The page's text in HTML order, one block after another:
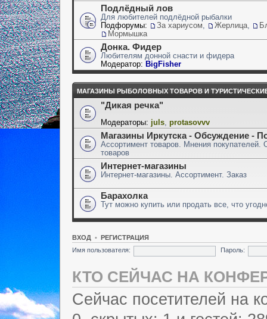
Подлёдный лов
Для любителей подлёдной рыбалки
Подфорумы:
За хариусом Жерлица
Мормышка
Донка. Фидер
Любителям донной снасти и фидера
Модератор: BigFisher
МАГАЗИНЫ РЫБОЛОВНЫХ ТОВАРОВ И
"Дикая речка"
Модераторы: juls protasovvv
Магазины Иркутска - Обсуждение -
Ассортимент товаров. Мнения покупателей.
товаров
Интернет-магазины
Интернет-магазины. Ассортимент. Заказ
Барахолка
Тут можно купить или продать все, что
ВХОД • РЕГИСТРАЦИЯ
Имя пользователя:
Пароль:
КТО СЕЙЧАС НА
Сейчас посетителей на